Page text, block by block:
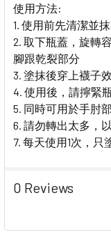
使用方法:
1. 使用前先清潔並
2. 取下瓶蓋，旋轉
腳跟乾裂部分
3. 塗抹後穿上襪子
4. 使用後，請擰緊
5. 同時可用於手肘
6. 請勿轉出太多，
7. 每天使用1次，
0 Reviews